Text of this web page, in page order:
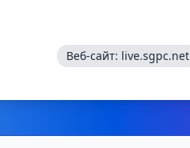
Веб-сайт: live.sgpc.net